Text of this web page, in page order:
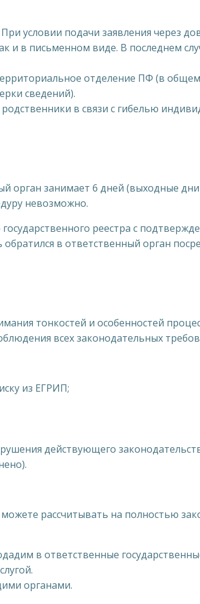
условии подачи заявления через
и в письменном виде. В последнем
отделение ПФ (в
сведений).
в связи с гибелью
орган занимает 6 дней (выходные
невозможно.
реестра с
в ответственный орган
тонкостей и особенностей
всех законодательных
из ЕГРИП;
действующего
рассчитывать на полностью
в ответственные
органами.